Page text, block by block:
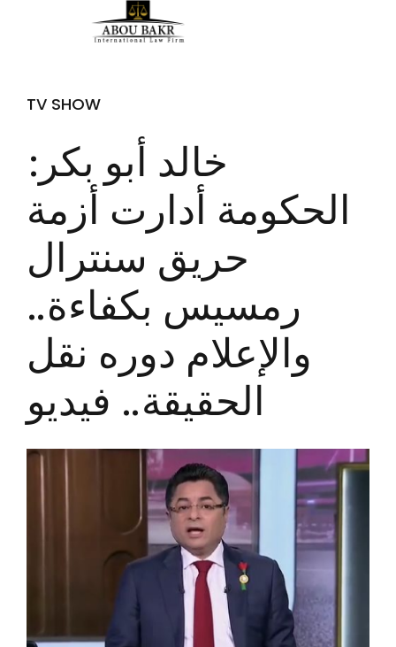
TV SHOW
خالد أبو بكر:
الحكومة أدارت أزمة
حريق سنترال
رمسيس بكفاءة..
والإعلام دوره نقل
الحقيقة.. فيديو